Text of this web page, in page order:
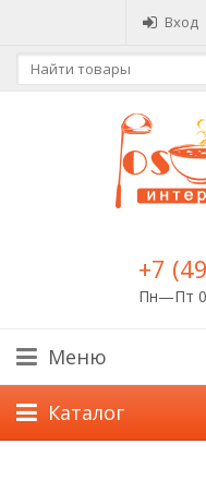
Вход
+7
Пн—Пт
Меню
Каталог